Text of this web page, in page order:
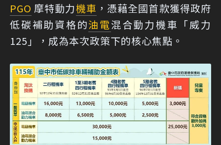
PGO 摩特動力機車 ，憑藉全國首款獲得政府
低碳補助資格的油電混合動力機車「威力
125」，成為本次政策下的核心焦點。